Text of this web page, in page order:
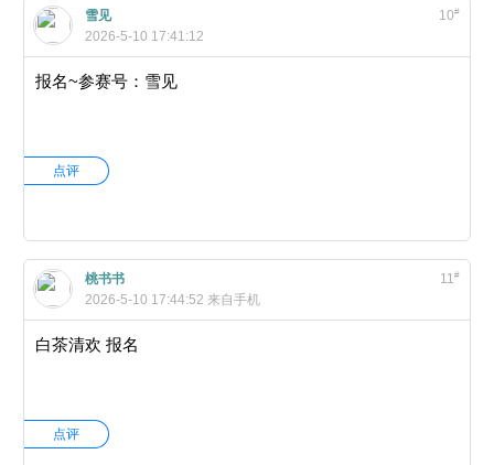
10#
雪见
2026-5-10 17:41:12
报名~参赛号：雪见
点评
11#
桃书书
2026-5-10 17:44:52来自手机
白茶清欢 报名
点评